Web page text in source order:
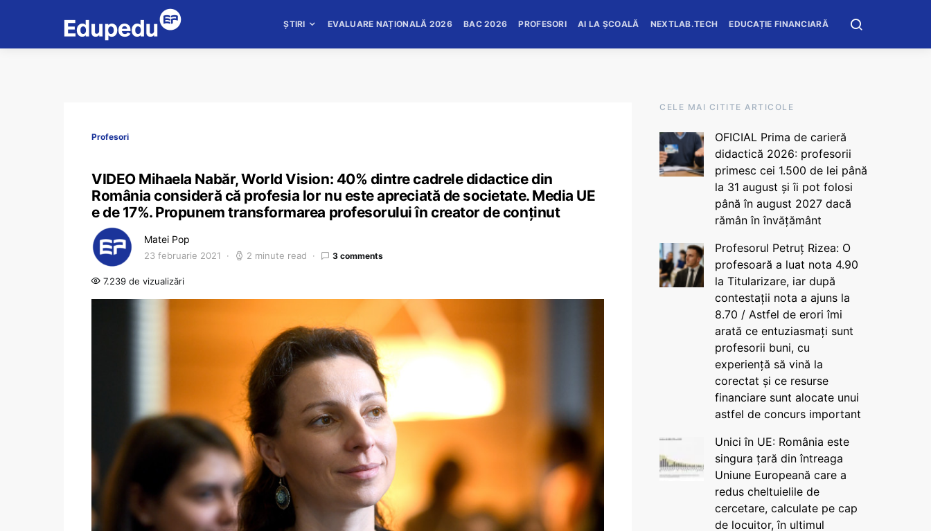
ȘTIRI EVALUARE NAȚIONALĂ 2026 BAC 2026 PROFESORI AI LA ȘCOALĂ NEXTLAB.TECH EDUCAȚIE FINANCIARĂ
Profesori
VIDEO Mihaela Nabăr, World Vision: 40% dintre cadrele didactice din
România consideră că profesia lor nu este apreciată de societate. Media UE
e de 17%. Propunem transformarea profesorului în creator de conținut
Matei Pop
23 februarie 2021 2 minute read 3 comments
7.239 de vizualizări
CELE MAI CITITE ARTICOLE
OFICIAL Prima de carieră
didactică 2026: profesorii
primesc cei 1.500 de lei până
la 31 august și îi pot folosi
până în august 2027 dacă
rămân în învățământ
Profesorul Petruț Rizea: O
profesoară a luat nota 4.90
la Titularizare, iar după
contestații nota a ajuns la
8.70 / Astfel de erori îmi
arată ce entuziasmați sunt
profesorii buni, cu
experiență să vină la
corectat și ce resurse
financiare sunt alocate unui
astfel de concurs important
Unici în UE: România este
singura țară din întreaga
Uniune Europeană care a
redus cheltuielile de
cercetare, calculate pe cap
de locuitor, în ultimul